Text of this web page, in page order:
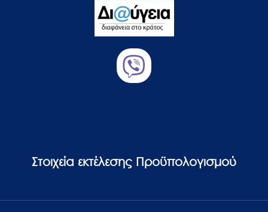
Στοιχεία εκτέλεσης Προϋπολογισμού